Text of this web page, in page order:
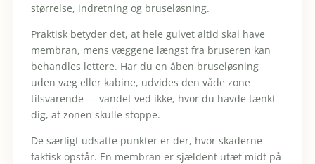
størrelse, indretning og bruseløsning.
Praktisk betyder det, at hele gulvet altid skal have
membran, mens væggene længst fra bruseren kan
behandles lettere. Har du en åben bruseløsning
uden væg eller kabine, udvides den våde zone
tilsvarende — vandet ved ikke, hvor du havde tænkt
dig, at zonen skulle stoppe.
De særligt udsatte punkter er der, hvor skaderne
faktisk opstår. En membran er sjældent utæt midt på